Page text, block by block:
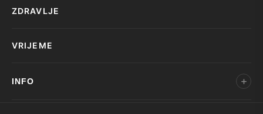
ZDRAVLJE
VRIJEME
INFO